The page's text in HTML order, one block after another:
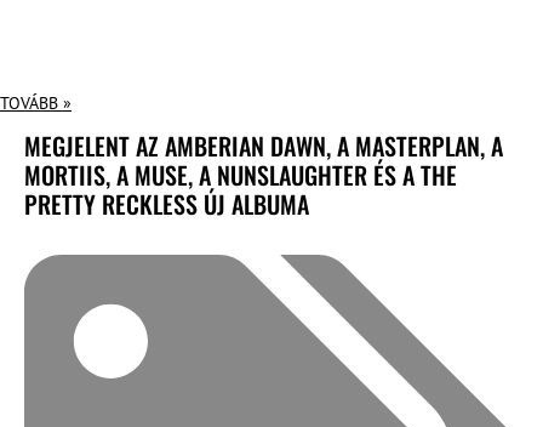
TOVÁBB »
MEGJELENT AZ AMBERIAN DAWN, A MASTERPLAN, A
MORTIIS, A MUSE, A NUNSLAUGHTER ÉS A THE
PRETTY RECKLESS ÚJ ALBUMA